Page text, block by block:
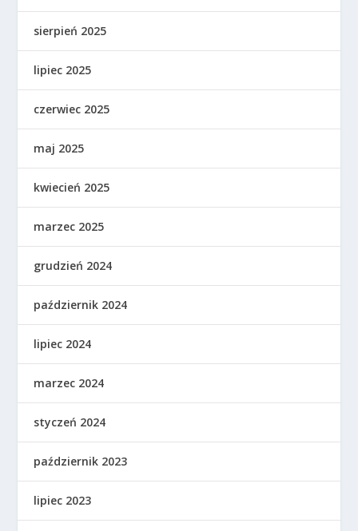
sierpień 2025
lipiec 2025
czerwiec 2025
maj 2025
kwiecień 2025
marzec 2025
grudzień 2024
październik 2024
lipiec 2024
marzec 2024
styczeń 2024
październik 2023
lipiec 2023